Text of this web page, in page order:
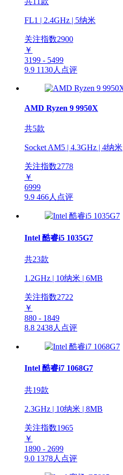
FL1 | 2.4GHz | 5纳米
关注指数2900
￥
3199 - 5499
9.9 1130人点评
AMD Ryzen 9 9950X
共5款
Socket AM5 | 4.3GHz | 4纳米
关注指数2778
￥
6999
9.9 466人点评
Intel 酷睿i5 1035G7
共23款
1.2GHz | 10纳米 | 6MB
关注指数2722
￥
880 - 1849
8.8 2438人点评
Intel 酷睿i7 1068G7
共19款
2.3GHz | 10纳米 | 8MB
关注指数1965
￥
1890 - 2699
9.0 1378人点评